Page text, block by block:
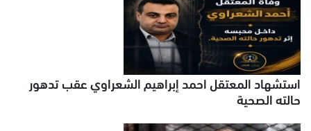
استشهاد المعتقل احمد إبراهيم الشعراوي عقب تدهور
حالته الصحية